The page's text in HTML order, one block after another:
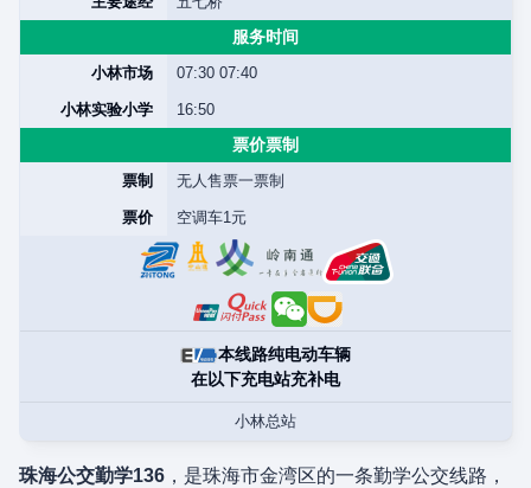
服务时间
小林市场 07:30 07:40
小林实验小学 16:50
票价票制
票制 无人售票一票制
票价 空调车1元
本线路纯电动车辆
在以下充电站充补电
小林总站
珠海公交勤学136 ，是珠海市金湾区的一条勤学公交线路，